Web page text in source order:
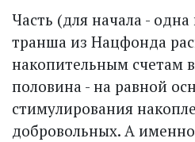
Часть (для начала -
транша из Нацфонда
накопительным счетам
половина - на равной
стимулирования
добровольных. А